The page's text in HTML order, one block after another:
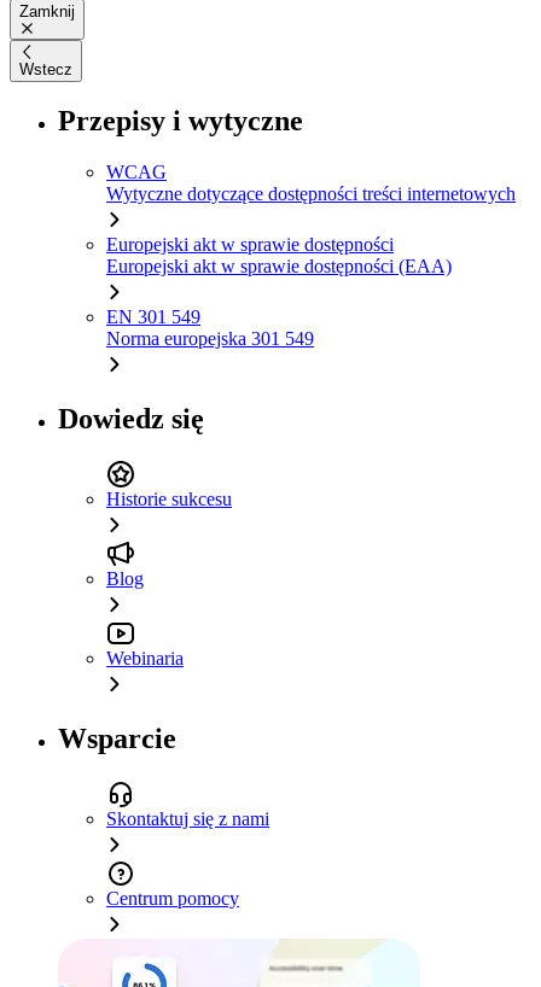
Zamknij
Wstecz
Przepisy i wytyczne
WCAG
Wytyczne dotyczące dostępności treści internetowych
Europejski akt w sprawie dostępności
Europejski akt w sprawie dostępności (EAA)
EN 301 549
Norma europejska 301 549
Dowiedz się
Historie sukcesu
Blog
Webinaria
Wsparcie
Skontaktuj się z nami
Centrum pomocy